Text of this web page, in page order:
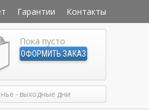
Гарантии Контакты
Пока пусто
ОФОРМИТЬ ЗАКАЗ
- выходные дни